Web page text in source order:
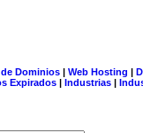
Dominios| Web Hosting |
Expirados | Industrias |